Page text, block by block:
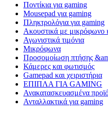
Ποντίκια για gaming
Mousepad για gaming
Πληκτρολόγια για gaming
Ακουστικά με μικρόφωνο
Αγωνιστικά τιμόνια
Μικρόφωνα
Προσομοίωση πτήσης
Κάμερες και φωτισμός
Gamepad και χειριστήρια
ΕΠΙΠΛΑ ΓΙΑ GAMING
Ανακατασκευασμένα
Ανταλλακτικά για gaming